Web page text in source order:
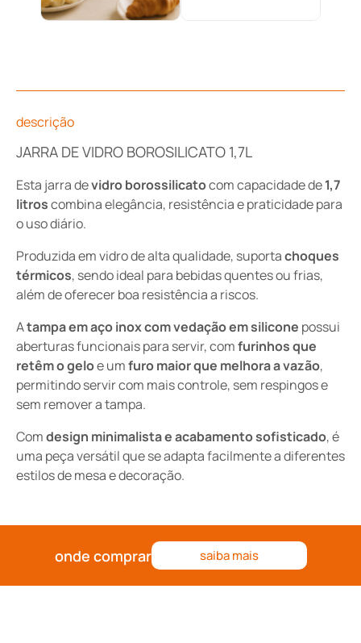
descrição
JARRA DE VIDRO BOROSILICATO 1,7L
Esta jarra devidro borossilicatocom capacidade de1,7
litroscombina elegância, resistência e praticidade para
o uso diário.
Produzida em vidro de alta qualidade, suportachoques
térmicos, sendo ideal para bebidas quentes ou frias,
além de oferecer boa resistência a riscos.
Atampa em aço inox com vedação em silicone possui
aberturas funcionais para servir, comfurinhos que
retêm o geloe umfuro maior que melhora a vazão,
permitindo servir com mais controle, sem respingos e
sem remover a tampa.
Comdesign minimalista e acabamento sofisticado, é
uma peça versátil que se adapta facilmente a diferentes
estilos de mesa e decoração.
onde comprar saiba mais